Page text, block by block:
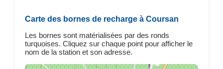
Carte des bornes de recharge à Coursan
Les bornes sont matérialisées par des ronds
turquoises. Cliquez sur chaque point pour afficher le
nom de la station et son adresse.